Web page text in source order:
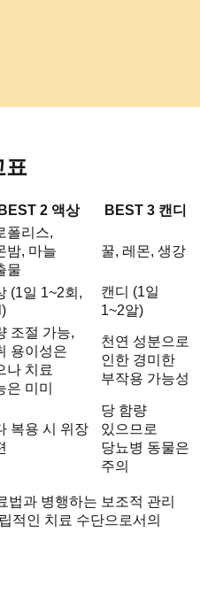
표
BEST 2 액상 BEST 3 캔디
폴리스,
밤, 마늘
물
꿀, 레몬, 생강
(1일 1~2회,
캔디 (1일
1~2알)
조절 가능,
용이성은
나 치료
은 미미
천연 성분으로
인한 경미한
부작용 가능성
복용 시 위장
당 함량
있으므로
당뇨병 동물은
주의
법과 병행하는 보조적 관리
적인 치료 수단으로서의